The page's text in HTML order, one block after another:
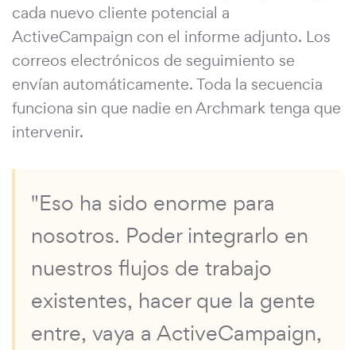
cada nuevo cliente potencial a
ActiveCampaign con el informe adjunto. Los
correos electrónicos de seguimiento se
envían automáticamente. Toda la secuencia
funciona sin que nadie en Archmark tenga que
intervenir.
"Eso ha sido enorme para
nosotros. Poder integrarlo en
nuestros flujos de trabajo
existentes, hacer que la gente
entre, vaya a ActiveCampaign,